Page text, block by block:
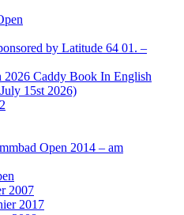
by Latitude 64 01. –
2026 Caddy Book In English
15st 2026)
Open 2014 – am
2007
2017